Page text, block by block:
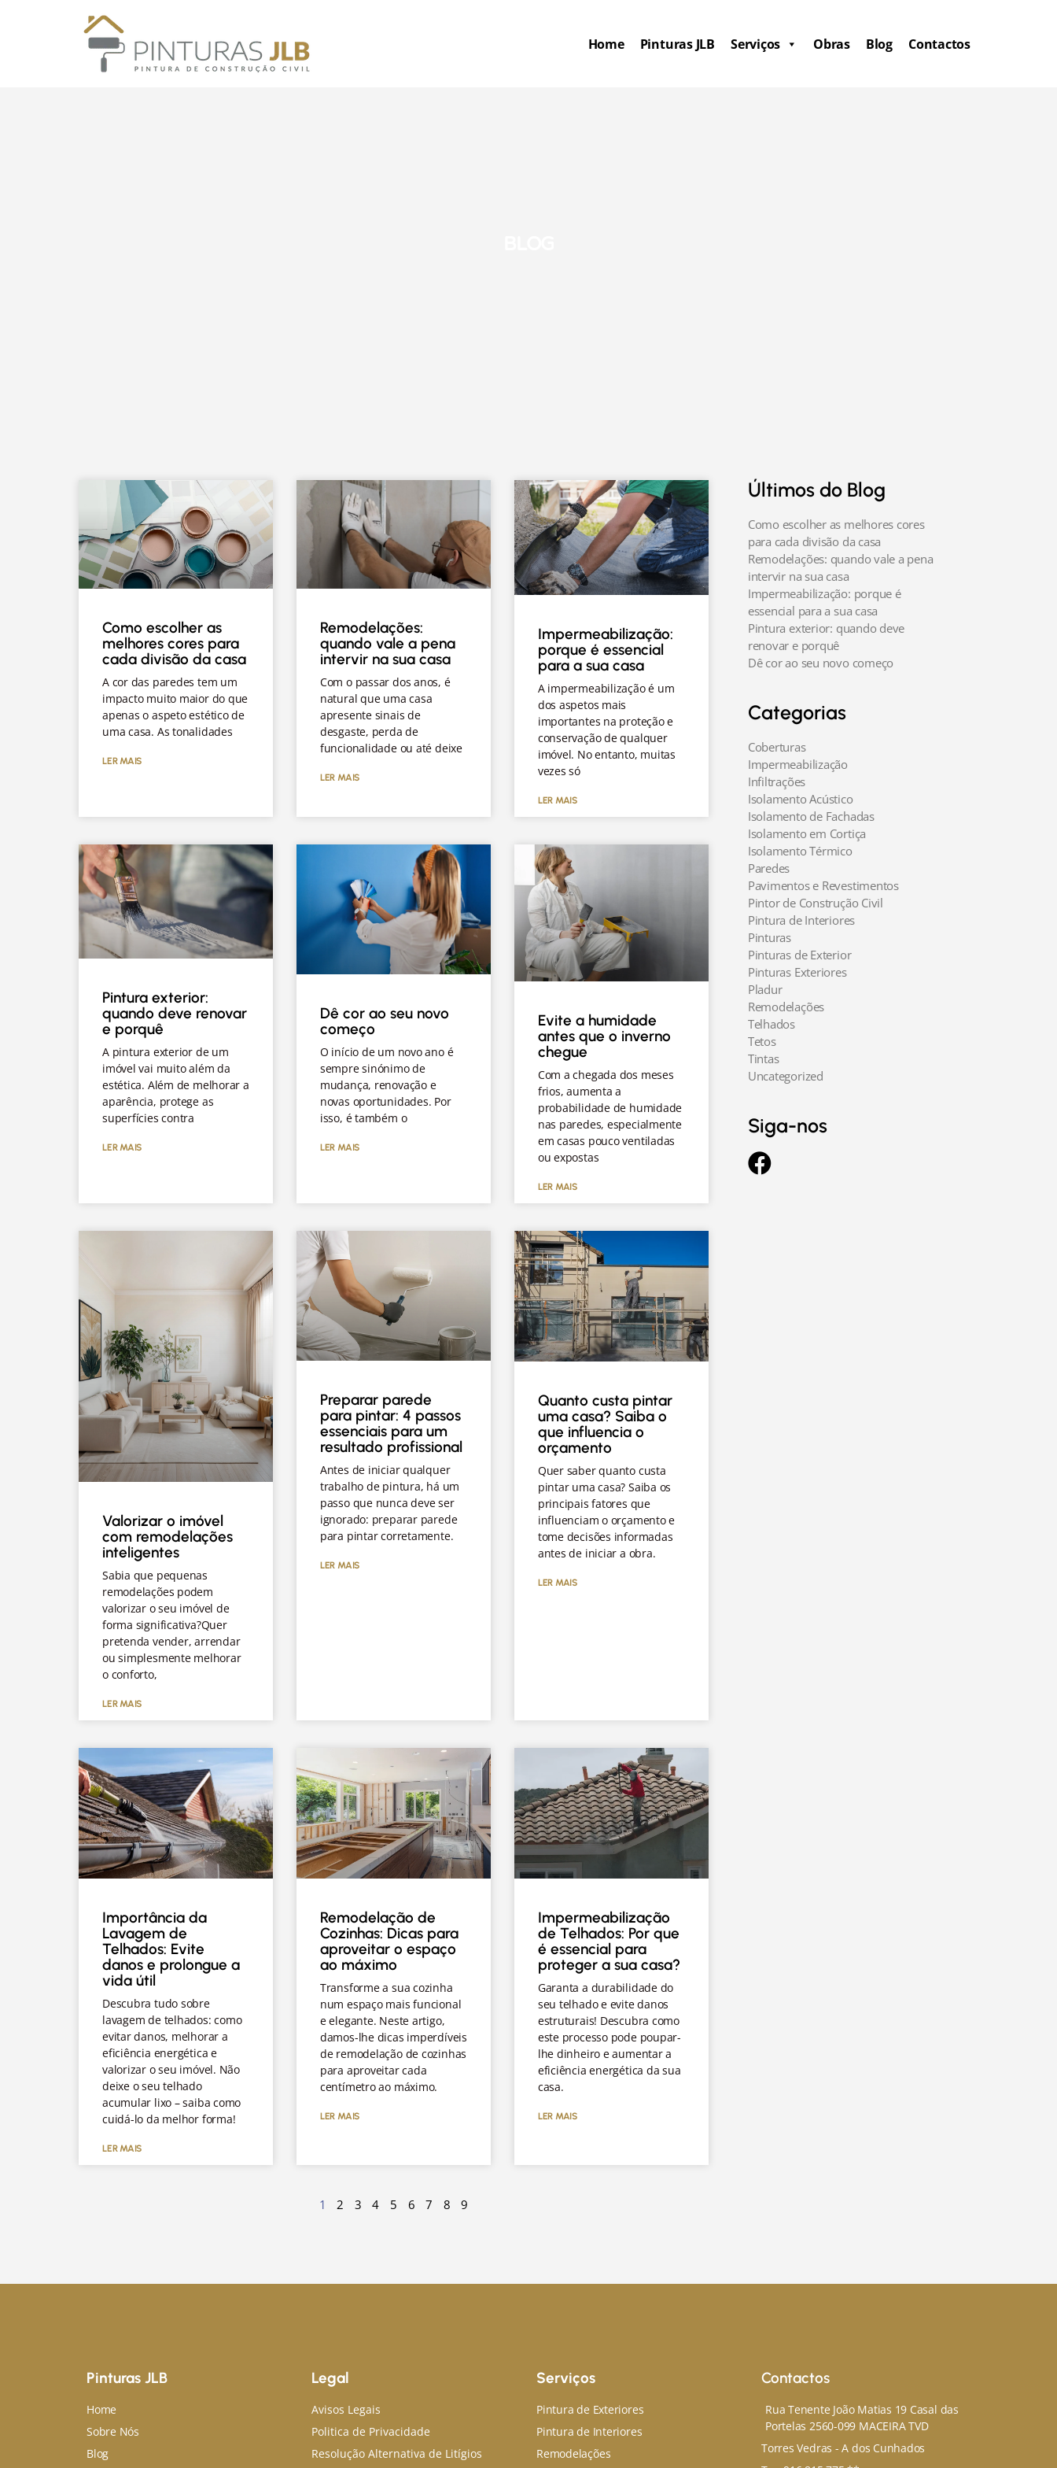
Home Pinturas JLB Serviços Obras Blog Contactos
Como escolher as
melhores cores para
cada divisão da casa
A cor das paredes tem um
impacto muito maior do que
apenas o aspeto estético de
uma casa. As tonalidades
LER MAIS
Remodelações:
quando vale a pena
intervir na sua casa
Com o passar dos anos, é
natural que uma casa
apresente sinais de
desgaste, perda de
funcionalidade ou até deixe
LER MAIS
Impermeabilização:
porque é essencial
para a sua casa
A impermeabilização é um
dos aspetos mais
importantes na proteção e
conservação de qualquer
imóvel. No entanto, muitas
vezes só
LER MAIS
Pintura exterior:
quando deve renovar
e porquê
A pintura exterior de um
imóvel vai muito além da
estética. Além de melhorar a
aparência, protege as
superfícies contra
LER MAIS
Dê cor ao seu novo
começo
O início de um novo ano é
sempre sinónimo de
mudança, renovação e
novas oportunidades. Por
isso, é também o
LER MAIS
Evite a humidade
antes que o inverno
chegue
Com a chegada dos meses
frios, aumenta a
probabilidade de humidade
nas paredes, especialmente
em casas pouco ventiladas
ou expostas
LER MAIS
Valorizar o imóvel
com remodelações
inteligentes
Sabia que pequenas
remodelações podem
valorizar o seu imóvel de
forma significativa?Quer
pretenda vender, arrendar
ou simplesmente melhorar
o conforto,
LER MAIS
Preparar parede
para pintar: 4 passos
essenciais para um
resultado profissional
Antes de iniciar qualquer
trabalho de pintura, há um
passo que nunca deve ser
ignorado: preparar parede
para pintar corretamente.
LER MAIS
Quanto custa pintar
uma casa? Saiba o
que influencia o
orçamento
Quer saber quanto custa
pintar uma casa? Saiba os
principais fatores que
influenciam o orçamento e
tome decisões informadas
antes de iniciar a obra.
LER MAIS
Importância da
Lavagem de
Telhados: Evite
danos e prolongue a
vida útil
Descubra tudo sobre
lavagem de telhados: como
evitar danos, melhorar a
eficiência energética e
valorizar o seu imóvel. Não
deixe o seu telhado
acumular lixo – saiba como
cuidá-lo da melhor forma!
LER MAIS
Remodelação de
Cozinhas: Dicas para
aproveitar o espaço
ao máximo
Transforme a sua cozinha
num espaço mais funcional
e elegante. Neste artigo,
damos-lhe dicas imperdíveis
de remodelação de cozinhas
para aproveitar cada
centímetro ao máximo.
LER MAIS
Impermeabilização
de Telhados: Por que
é essencial para
proteger a sua casa?
Garanta a durabilidade do
seu telhado e evite danos
estruturais! Descubra como
este processo pode poupar-
lhe dinheiro e aumentar a
eficiência energética da sua
casa.
LER MAIS
1 2 3 4 5 6 7 8 9
Últimos do Blog
Como escolher as melhores cores
para cada divisão da casa
Remodelações: quando vale a pena
intervir na sua casa
Impermeabilização: porque é
essencial para a sua casa
Pintura exterior: quando deve
renovar e porquê
Dê cor ao seu novo começo
Categorias
Coberturas
Impermeabilização
Infiltrações
Isolamento Acústico
Isolamento de Fachadas
Isolamento em Cortiça
Isolamento Térmico
Paredes
Pavimentos e Revestimentos
Pintor de Construção Civil
Pintura de Interiores
Pinturas
Pinturas de Exterior
Pinturas Exteriores
Pladur
Remodelações
Telhados
Tetos
Tintas
Uncategorized
Siga-nos
Pinturas JLB
Home
Sobre Nós
Blog
Legal
Avisos Legais
Politica de Privacidade
Resolução Alternativa de Litígios
Serviços
Pintura de Exteriores
Pintura de Interiores
Remodelações
Contactos
Rua Tenente João Matias 19 Casal das
Portelas 2560-099 MACEIRA TVD
Torres Vedras - A dos Cunhados